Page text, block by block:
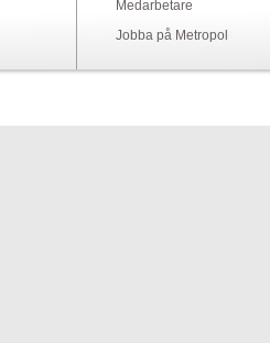
Medarbetare
Jobba på Metropol